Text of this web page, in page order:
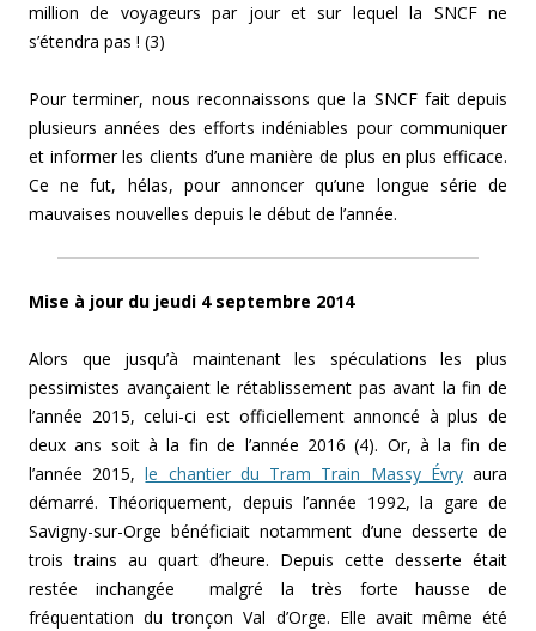
million de voyageurs par jour et sur lequel la SNCF ne
s’étendra pas ! (3)
Pour terminer, nous reconnaissons que la SNCF fait depuis
plusieurs années des efforts indéniables pour communiquer
et informer les clients d’une manière de plus en plus efficace.
Ce ne fut, hélas, pour annoncer qu’une longue série de
mauvaises nouvelles depuis le début de l’année.
Mise à jour du jeudi 4 septembre 2014
Alors que jusqu’à maintenant les spéculations les plus
pessimistes avançaient le rétablissement pas avant la fin de
l’année 2015, celui-ci est officiellement annoncé à plus de
deux ans soit à la fin de l’année 2016 (4). Or, àla fin de
l’année 2015, le chantier du Tram Train Massy Évryaura
démarré. Théoriquement, depuis l’année 1992, la gare de
Savigny-sur-Orge bénéficiait notamment d’une desserte de
trois trains au quart d’heure. Depuis cette desserte était
restée inchangée malgré la très forte hausse de
fréquentation du tronçon Val d’Orge. Elle avait même été